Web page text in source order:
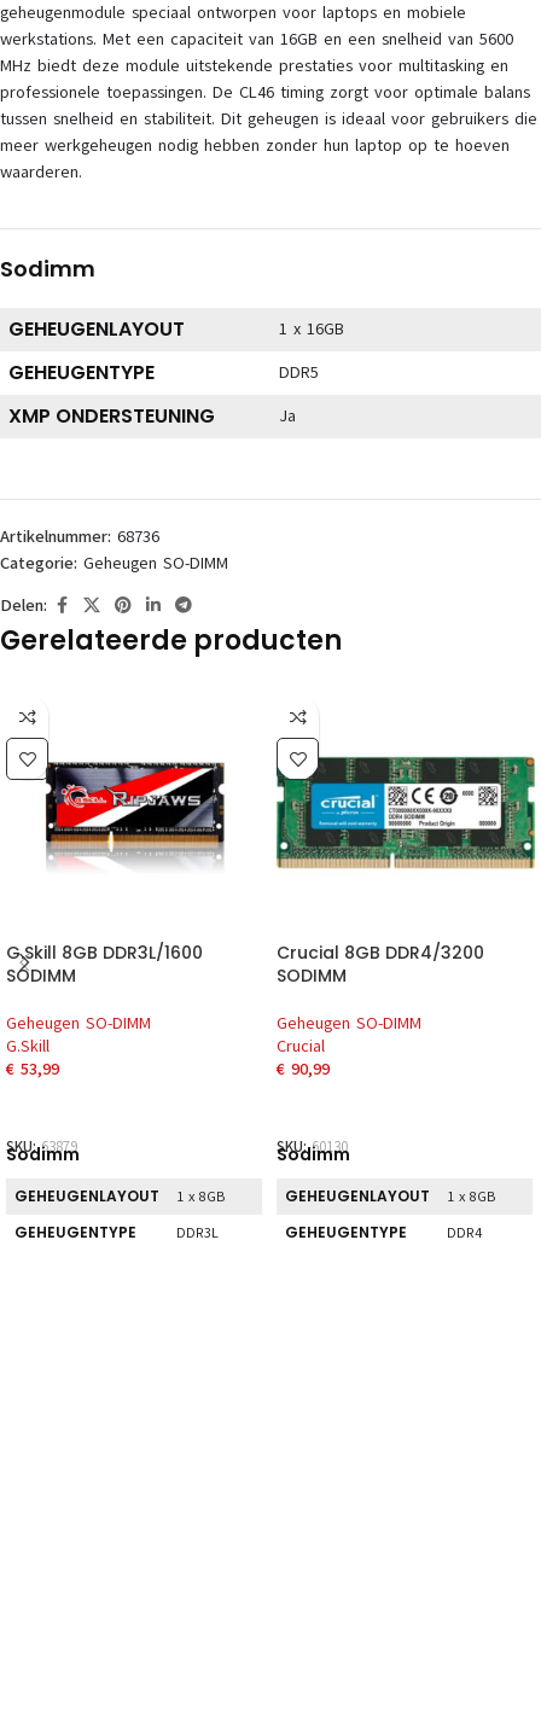
geheugenmodule speciaal ontworpen voor laptops en mobiele
werkstations. Met een capaciteit van 16GB en een snelheid van 5600
MHz biedt deze module uitstekende prestaties voor multitasking en
professionele toepassingen. De CL46 timing zorgt voor optimale balans
tussen snelheid en stabiliteit. Dit geheugen is ideaal voor gebruikers die
meer werkgeheugen nodig hebben zonder hun laptop op te hoeven
waarderen.
Sodimm
GEHEUGENLAYOUT 1 x 16GB
GEHEUGENTYPE DDR5
XMP ONDERSTEUNING Ja
Artikelnummer: 68736
Categorie: Geheugen SO-DIMM
Delen:
Gerelateerde producten
G.Skill 8GB DDR3L/1600
SODIMM
Geheugen SO-DIMM
G.Skill
€ 53,99
SKU:63879
Sodimm
GEHEUGENLAYOUT 1 x 8GB
GEHEUGENTYPE DDR3L
Crucial 8GB DDR4/3200
SODIMM
Geheugen SO-DIMM
Crucial
€ 90,99
SKU:60130
Sodimm
GEHEUGENLAYOUT 1 x 8GB
GEHEUGENTYPE DDR4